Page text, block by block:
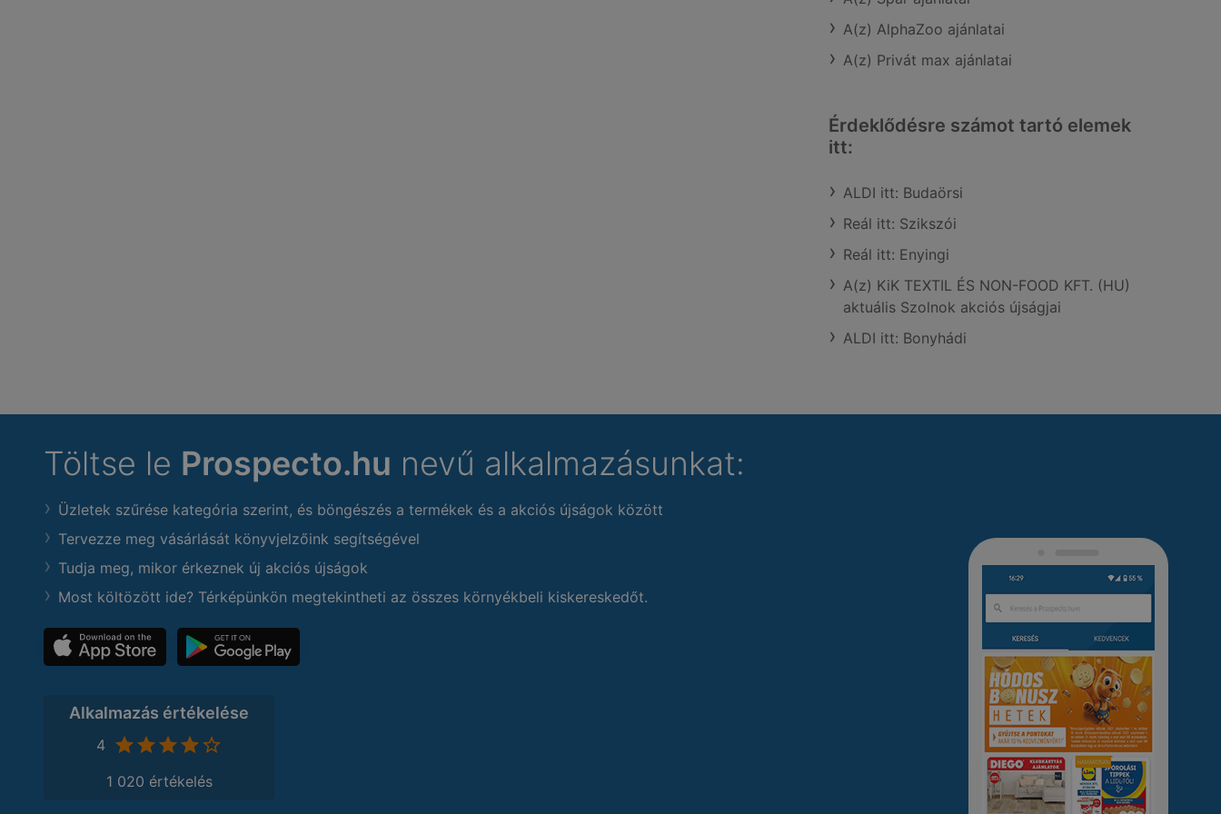
A(z) AlphaZoo ajánlatai
A(z) Privát max ajánlatai
Érdeklődésre számot tartó elemek
itt:
ALDI itt: Budaörsi
Reál itt: Szikszói
Reál itt: Enyingi
A(z) KiK TEXTIL ÉS NON-FOOD KFT. (HU)
aktuális Szolnok akciós újságjai
ALDI itt: Bonyhádi
Töltse le Prospecto.hu nevű alkalmazásunkat:
Üzletek szűrése kategória szerint, és böngészés a termékek és a akciós újságok között
Tervezze meg vásárlását könyvjelzőink segítségével
Tudja meg, mikor érkeznek új akciós újságok
Most költözött ide? Térképünkön megtekintheti az összes környékbeli kiskereskedőt.
Alkalmazás értékelése
4
1 020 értékelés